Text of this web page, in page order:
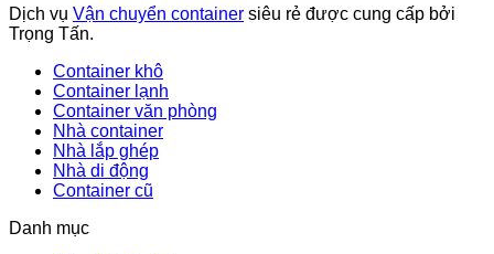
Dịch vụ Vận chuyển container siêu rẻ được cung cấp bởi
Trọng Tấn.
Container khô
Container lạnh
Container văn phòng
Nhà container
Nhà lắp ghép
Nhà di động
Container cũ
Danh mục